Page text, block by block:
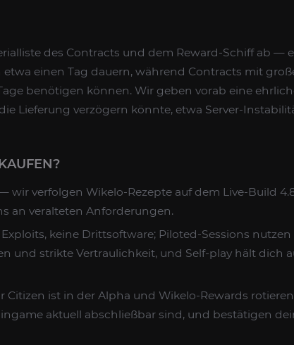
des Contracts und dem Reward-Schiff ab —
einen Tag dauern, während Contracts mit
benötigen können. Wir geben vorab eine
Lieferung verzögern könnte, etwa Server-
wir verfolgen Wikelo-Rezepte auf dem Live-Build
an veralteten Anforderungen.
keine Drittsoftware; Piloted-Sessions
und strikte Vertraulichkeit, und Self-play hält dich
Citizen ist in der Alpha und Wikelo-Rewards
aktuell abschließbar sind, und bestätigen